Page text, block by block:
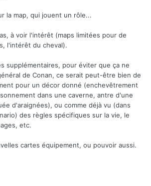
la map, qui jouent un rôle...
à voir l'intérêt (maps limitées pour de
l'intérêt du cheval).
supplémentaires, pour éviter que ça ne
de Conan, ce serait peut-être bien de
pour un décor donné (enchevêtrement
dans une caverne, antre d'une
d'araignées), ou comme déjà vu (dans
des règles spécifiques sur la vie, le
etc.
cartes équipement, ou pouvoir aussi.